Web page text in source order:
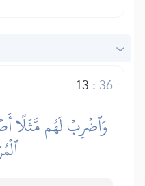
13 : 36
وَٱضۡرِبۡ لَهُم مَّثَلًا